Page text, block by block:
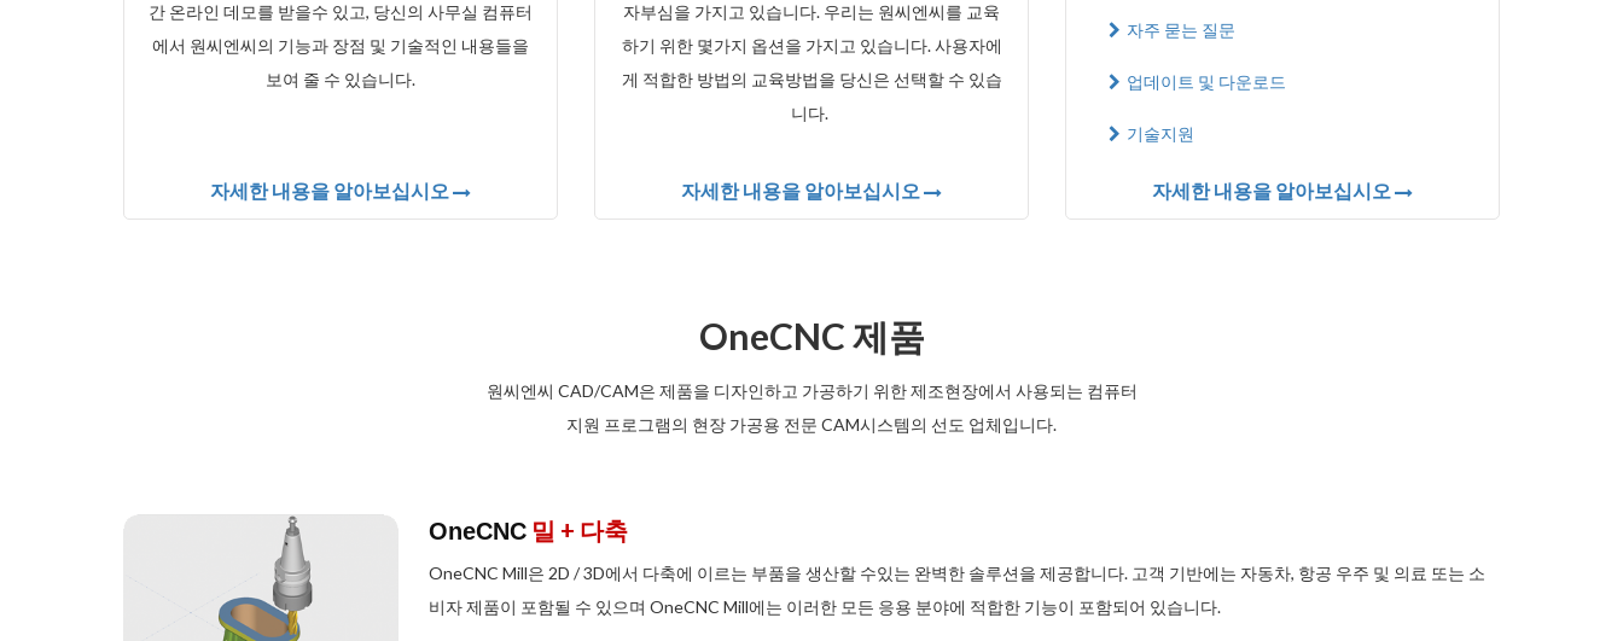
간 온라인 데모를 받을수 있고, 당신의 사무실 컴퓨터
에서 원씨엔씨의 기능과 장점 및 기술적인 내용들을
보여 줄 수 있습니다.
자세한 내용을 알아보십시오
자부심을 가지고 있습니다. 우리는 원씨엔씨를 교육
하기 위한 몇가지 옵션을 가지고 있습니다. 사용자에
게 적합한 방법의 교육방법을 당신은 선택할 수 있습
니다.
자세한 내용을 알아보십시오
자주 묻는 질문
업데이트 및 다운로드
기술지원
자세한 내용을 알아보십시오
OneCNC 제품
원씨엔씨 CAD/CAM은 제품을 디자인하고 가공하기 위한 제조현장에서 사용되는 컴퓨터
지원 프로그램의 현장 가공용 전문 CAM시스템의 선도 업체입니다.
OneCNC 밀 + 다축
OneCNC Mill은 2D / 3D에서 다축에 이르는 부품을 생산할 수있는 완벽한 솔루션을 제공합니다. 고객 기반에는 자동차, 항공 우주 및 의료 또는 소
비자 제품이 포함될 수 있으며 OneCNC Mill에는 이러한 모든 응용 분야에 적합한 기능이 포함되어 있습니다.